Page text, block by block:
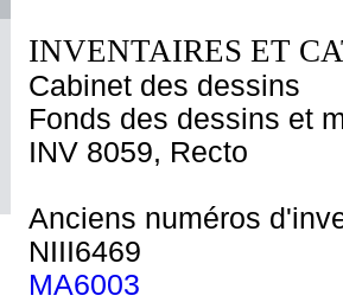
INVENTAIRES ET
Cabinet des dessins
Fonds des dessins et
INV 8059, Recto
Anciens numéros
NIII6469
MA6003